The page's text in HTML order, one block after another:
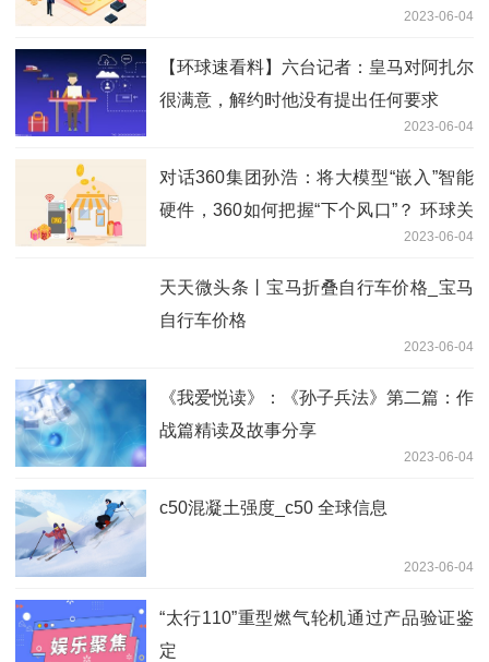
2023-06-04
【环球速看料】六台记者：皇马对阿扎尔
很满意，解约时他没有提出任何要求
2023-06-04
对话360集团孙浩：将大模型“嵌入”智能
硬件，360如何把握“下个风口”？ 环球关
2023-06-04
天天微头条丨宝马折叠自行车价格_宝马
自行车价格
2023-06-04
《我爱悦读》：《孙子兵法》第二篇：作
战篇精读及故事分享
2023-06-04
c50混凝土强度_c50 全球信息
2023-06-04
“太行110”重型燃气轮机通过产品验证鉴
定